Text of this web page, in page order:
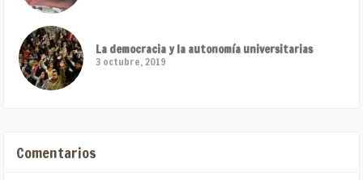
La democracia y la autonomía universitarias
3 octubre, 2019
Comentarios